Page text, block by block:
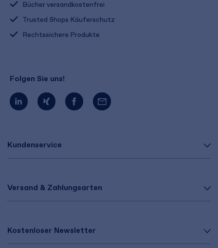
Kundenservice
Versand & Zahlungsarten
Kostenloser Newsletter
Bücher versandkostenfrei
Trusted Shops Käuferschutz
Rechtssichere Produkte
Folgen Sie uns!